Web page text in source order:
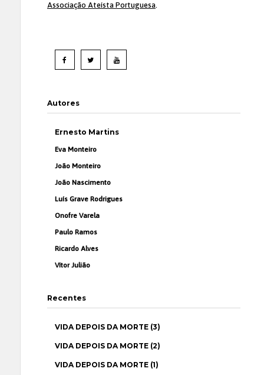
Associação Ateísta Portuguesa.
Autores
Ernesto Martins
Eva Monteiro
João Monteiro
João Nascimento
Luís Grave Rodrigues
Onofre Varela
Paulo Ramos
Ricardo Alves
Vítor Julião
Recentes
VIDA DEPOIS DA MORTE (3)
VIDA DEPOIS DA MORTE (2)
VIDA DEPOIS DA MORTE (1)